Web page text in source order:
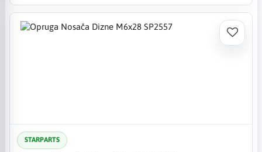
STARPARTS